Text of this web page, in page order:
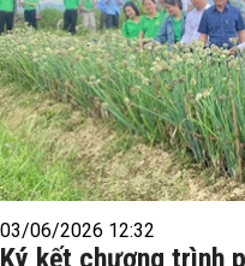
03/06/2026 12:32
Ký kết chương trình